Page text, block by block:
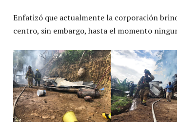
Enfatizó que actualmente la corporación
centro, sin embargo, hasta el momento